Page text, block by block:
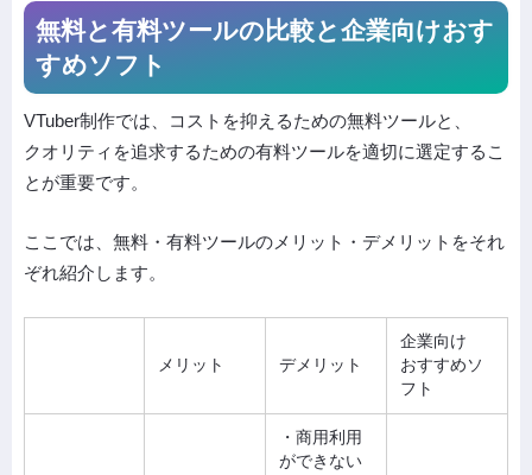
無料と有料ツールの比較と企業向けおす
すめソフト
VTuber制作では、コストを抑えるための無料ツールと、
クオリティを追求するための有料ツールを適切に選定するこ
とが重要です。
ここでは、無料・有料ツールのメリット・デメリットをそれ
ぞれ紹介します。
メリット デメリット
企業向け
おすすめソ
フト
・商用利用
ができない